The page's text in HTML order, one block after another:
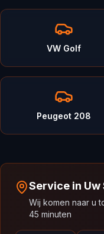
VW Golf
Peugeot 208
Service in Uw
Wij komen naar u
45 minuten